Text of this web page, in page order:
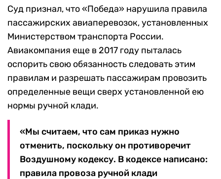
Суд признал, что «Победа» нарушила правила
пассажирских авиаперевозок, установленных
Министерством транспорта России.
Авиакомпания еще в 2017 году пыталась
оспорить свою обязанность следовать этим
правилам и разрешать пассажирам провозить
определенные вещи сверх установленной ею
нормы ручной клади.
«Мы считаем, что сам приказ нужно
отменить, поскольку он противоречит
Воздушному кодексу. В кодексе написано:
правила провоза ручной клади